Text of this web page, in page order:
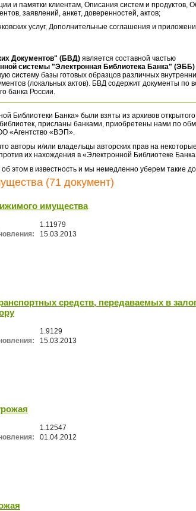
и памятки клиентам, Описания систем и продуктов,
заявлений, анкет, доверенностей, актов;
услуг, Дополнительные соглашения и
Документов" (БВД) является составной частью
системы "Электронная Библиотека Банка" (ЭББ)
систему базы готовых образцов различных
(локальных актов). БВД содержит документы по
банка России.
Библиотеки Банка» были взяты из архивов
присланы банками, приобретены нами по
«Агентство «ВЭП».
авторы и/или владельцы авторских прав на
их нахождения в «Электронной Библиотеке
об этом в известность и мы немедленно уберем такие
(71 документ)
имущества
1.11979
15.03.2013
средств, передаваемых в
1.9129
15.03.2013
1.12547
01.04.2012